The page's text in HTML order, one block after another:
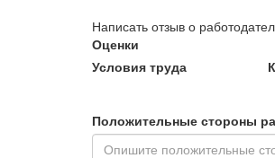
Написать отзыв о
Оценки
Условия труда
Положительные стороны